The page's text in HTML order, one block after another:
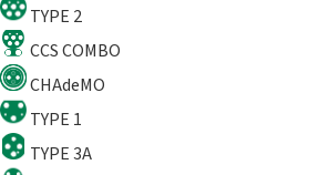
TYPE 2
CCS COMBO
CHAdeMO
TYPE 1
TYPE 3A